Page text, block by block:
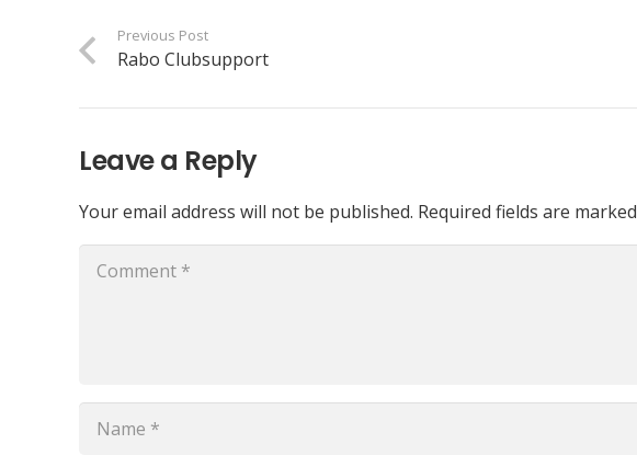
Previous Post
Rabo Clubsupport
Leave a Reply
Your email address will not be published. Required fields are marked